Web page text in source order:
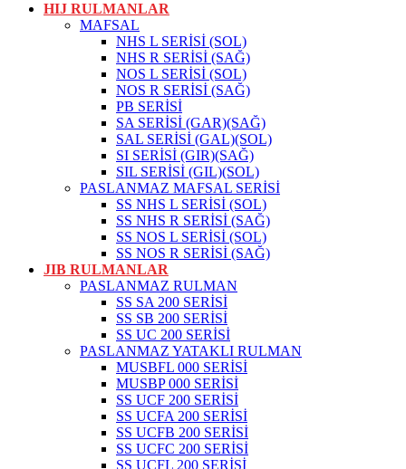
HIJ RULMANLAR
MAFSAL
NHS L SERİSİ (SOL)
NHS R SERİSİ (SAĞ)
NOS L SERİSİ (SOL)
NOS R SERİSİ (SAĞ)
PB SERİSİ
SA SERİSİ (GAR)(SAĞ)
SAL SERİSİ (GAL)(SOL)
SI SERİSİ (GIR)(SAĞ)
SIL SERİSİ (GIL)(SOL)
PASLANMAZ MAFSAL SERİSİ
SS NHS L SERİSİ (SOL)
SS NHS R SERİSİ (SAĞ)
SS NOS L SERİSİ (SOL)
SS NOS R SERİSİ (SAĞ)
JIB RULMANLAR
PASLANMAZ RULMAN
SS SA 200 SERİSİ
SS SB 200 SERİSİ
SS UC 200 SERİSİ
PASLANMAZ YATAKLI RULMAN
MUSBFL 000 SERİSİ
MUSBP 000 SERİSİ
SS UCF 200 SERİSİ
SS UCFA 200 SERİSİ
SS UCFB 200 SERİSİ
SS UCFC 200 SERİSİ
SS UCFL 200 SERİSİ